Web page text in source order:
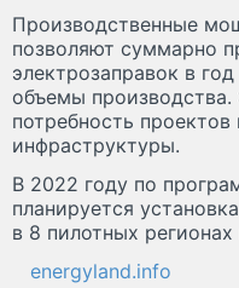
Производственные
позволяют суммарно
электрозаправок в
объемы
потребность
инфраструктуры.
В 2022 году по
планируется
в 8 пилотных
energyland.info